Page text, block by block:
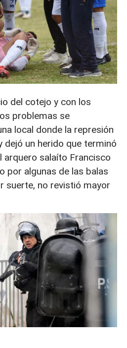
del cotejo y con los
problemas se
local donde la represión
dejó un herido que terminó
arquero salaíto Francisco
por algunas de las balas
suerte, no revistió mayor